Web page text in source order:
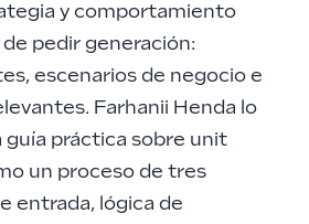
y comportamiento
pedir generación:
escenarios de negocio e
Farhanii Henda lo
guía práctica sobre unit
un proceso de tres
entrada, lógica de